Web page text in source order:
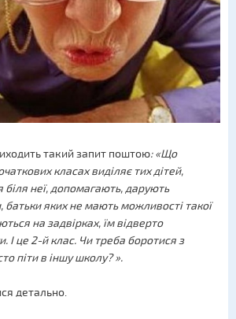
такий запит поштою: «Що
класах виділяє тих дітей,
біля неї, допомагають, дарують
батьки яких не мають можливості такої
на задвірках, їм відверто
І це 2-й клас. Чи треба боротися з
піти в іншу школу? ».
детально.